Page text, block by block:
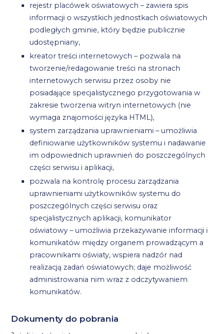
rejestr placówek oświatowych – zawiera spis
informacji o wszystkich jednostkach oświatowych
podległych gminie, który będzie publicznie
udostępniany,
kreator treści internetowych – pozwala na
tworzenie/redagowanie treści na stronach
internetowych serwisu przez osoby nie
posiadające specjalistycznego przygotowania w
zakresie tworzenia witryn internetowych (nie
wymaga znajomości języka HTML),
system zarządzania uprawnieniami – umożliwia
definiowanie użytkowników systemu i nadawanie
im odpowiednich uprawnień do poszczególnych
części serwisu i aplikacji,
pozwala na kontrolę procesu zarządzania
uprawnieniami użytkowników systemu do
poszczególnych części serwisu oraz
specjalistycznych aplikacji, komunikator
oświatowy – umożliwia przekazywanie informacji i
komunikatów między organem prowadzącym a
pracownikami oświaty, wspiera nadzór nad
realizacją zadań oświatowych; daje możliwość
administrowania nim wraz z odczytywaniem
komunikatów.
Dokumenty do pobrania